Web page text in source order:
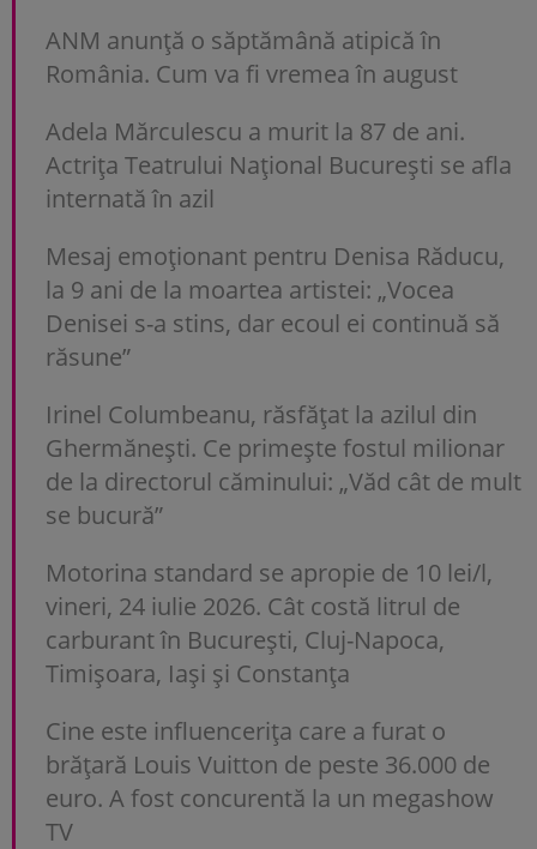
ANM anunță o săptămână atipică în
România. Cum va fi vremea în august
Adela Mărculescu a murit la 87 de ani.
Actrița Teatrului Național București se afla
internată în azil
Mesaj emoționant pentru Denisa Răducu,
la 9 ani de la moartea artistei: „Vocea
Denisei s-a stins, dar ecoul ei continuă să
răsune”
Irinel Columbeanu, răsfățat la azilul din
Ghermănești. Ce primește fostul milionar
de la directorul căminului: „Văd cât de mult
se bucură”
Motorina standard se apropie de 10 lei/l,
vineri, 24 iulie 2026. Cât costă litrul de
carburant în București, Cluj-Napoca,
Timișoara, Iași și Constanța
Cine este influencerița care a furat o
brățară Louis Vuitton de peste 36.000 de
euro. A fost concurentă la un megashow
TV